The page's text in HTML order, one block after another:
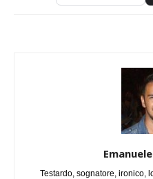
Testardo, sognatore, ironico,